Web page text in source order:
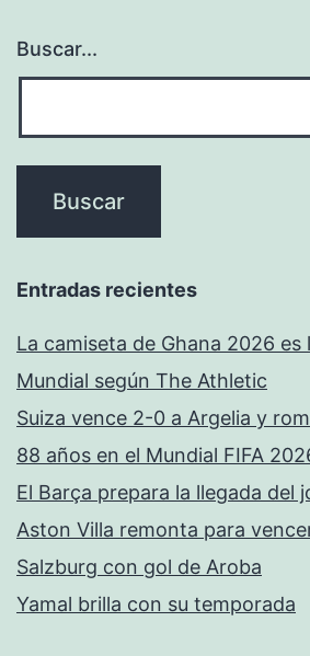
Buscar...
Entradas recientes
La camiseta de Ghana 2026 es
Mundial según The Athletic
Suiza vence 2-0 a Argelia y
88 años en el Mundial FIFA
El Barça prepara la llegada del
Aston Villa remonta para
Salzburg con gol de Aroba
Yamal brilla con su temporada